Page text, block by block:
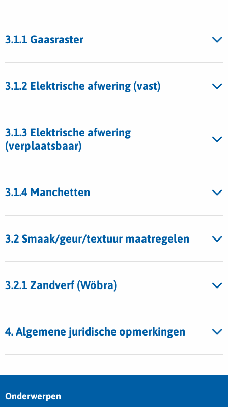
3.1.1 Gaasraster
3.1.2 Elektrische afwering (vast)
3.1.3 Elektrische afwering
(verplaatsbaar)
3.1.4 Manchetten
3.2 Smaak/geur/textuur maatregelen
3.2.1 Zandverf (Wöbra)
4. Algemene juridische opmerkingen
Site
Onderwerpen